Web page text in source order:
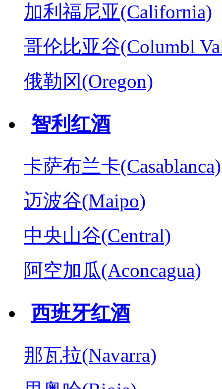
加利福尼亚(California)
哥伦比亚谷(Columbl
俄勒冈(Oregon)
智利红酒
卡萨布兰卡(Casablanca)
迈波谷(Maipo)
中央山谷(Central)
阿空加瓜(Aconcagua)
西班牙红酒
那瓦拉(Navarra)